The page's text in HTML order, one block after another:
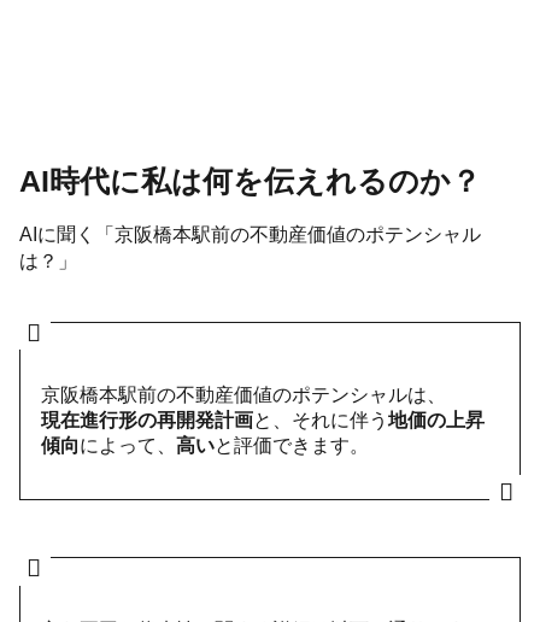
AI時代に私は何を伝えれるのか？
AIに聞く「京阪橋本駅前の不動産価値のポテンシャル
は？」
京阪橋本駅前の不動産価値のポテンシャルは、
現在進行形の再開発計画と、それに伴う地価の上昇
傾向によって、高いと評価できます。